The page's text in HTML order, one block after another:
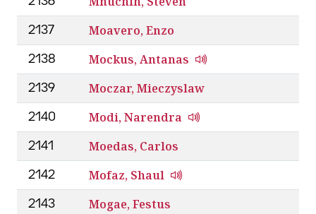
2137 Moavero, Enzo
2138 Mockus, Antanas
2139 Moczar, Mieczyslaw
2140 Modi, Narendra
2141 Moedas, Carlos
2142 Mofaz, Shaul
2143 Mogae, Festus